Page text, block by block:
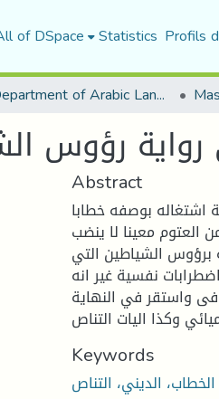
of DSpace Statistics Profils
Department of Arabic Language and Literature
رؤوس
Abstract
اشتغاله بوصفه خطابا
العتوم معينا لا ينضب
برؤوس الشياطين التي
يعاني اضطرابات نفسية غير انه
واستقر في النهاية .
وكذا اليات التناص
Keywords
الديني، التناص